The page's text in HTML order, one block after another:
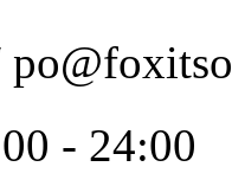
- 24:00